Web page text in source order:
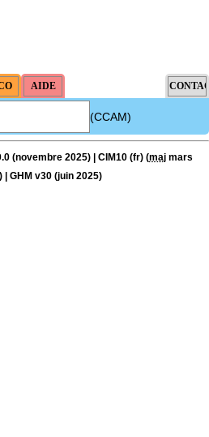
(CCAM)
(novembre 2025) | CIM10 (fr) (maj mars
| GHM v30 (juin 2025)